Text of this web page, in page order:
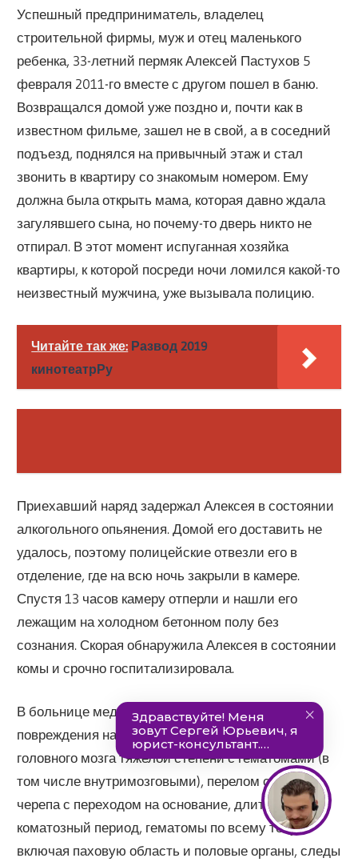
Успешный предприниматель, владелец
строительной фирмы, муж и отец маленького
ребенка, 33-летний пермяк Алексей Пастухов 5
февраля 2011-го вместе с другом пошел в баню.
Возвращался домой уже поздно и, почти как в
известном фильме, зашел не в свой, а в соседний
подъезд, поднялся на привычный этаж и стал
звонить в квартиру со знакомым номером. Ему
должна была открыть мама, которая давно ждала
загулявшего сына, но почему-то дверь никто не
отпирал. В этот момент испуганная хозяйка
квартиры, к которой посреди ночи ломился какой-то
неизвестный мужчина, уже вызывала полицию.
Читайте так же: Развод 2019
кинотеатрРу
Приехавший наряд задержал Алексея в состоянии
алкогольного опьянения. Домой его доставить не
удалось, поэтому полицейские отвезли его в
отделение, где на всю ночь закрыли в камере.
Спустя 13 часов камеру отперли и нашли его
лежащим на холодном бетонном полу без
сознания. Скорая обнаружила Алексея в состоянии
комы и срочно госпитализировала.
В больнице медики диагностировали на его теле
повреждения насильственного характера: ушиб
головного мозга тяжелой степени с гематомами (в
том числе внутримозговыми), перелом свода
черепа с переходом на основание, длительный
коматозный период, гематомы по всему телу,
включая паховую область и половые органы, следы